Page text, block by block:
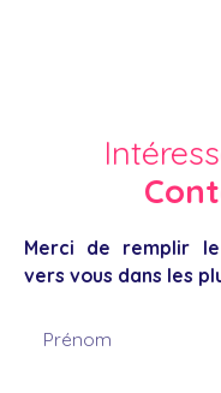
Merci de remplir
vers vous dans les
Prénom